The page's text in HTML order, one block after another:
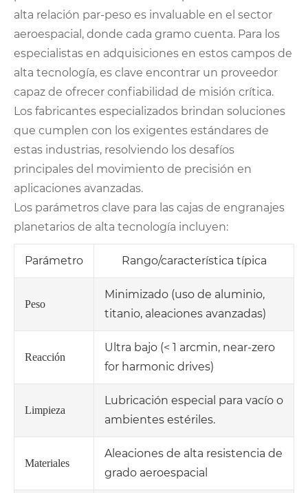
alta relación par-peso es invaluable en el sector
aeroespacial, donde cada gramo cuenta. Para los
especialistas en adquisiciones en estos campos de
alta tecnología, es clave encontrar un proveedor
capaz de ofrecer confiabilidad de misión crítica.
Los fabricantes especializados brindan soluciones
que cumplen con los exigentes estándares de
estas industrias, resolviendo los desafíos
principales del movimiento de precisión en
aplicaciones avanzadas.
Los parámetros clave para las cajas de engranajes
planetarios de alta tecnología incluyen:
Parámetro Rango/característica típica
Peso
Minimizado (uso de aluminio,
titanio, aleaciones avanzadas)
Reacción
Ultra bajo (< 1 arcmin, near-zero
for harmonic drives)
Limpieza
Lubricación especial para vacío o
ambientes estériles.
Materiales
Aleaciones de alta resistencia de
grado aeroespacial